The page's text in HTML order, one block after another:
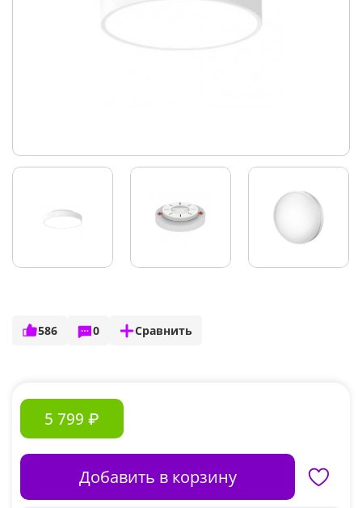
586 0 Сравнить
5 799 ₽
Добавить в корзину